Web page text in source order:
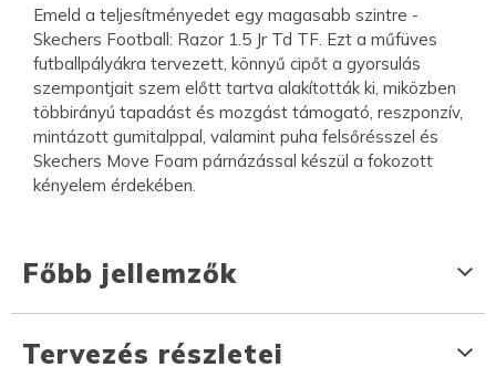
Emeld a teljesítményedet egy magasabb szintre -
Skechers Football: Razor 1.5 Jr Td TF. Ezt a műfüves
futballpályákra tervezett, könnyű cipőt a gyorsulás
szempontjait szem előtt tartva alakították ki, miközben
többirányú tapadást és mozgást támogató, reszponzív,
mintázott gumitalppal, valamint puha felsőrésszel és
Skechers Move Foam párnázással készül a fokozott
kényelem érdekében.
Főbb jellemzők
Tervezés részletei